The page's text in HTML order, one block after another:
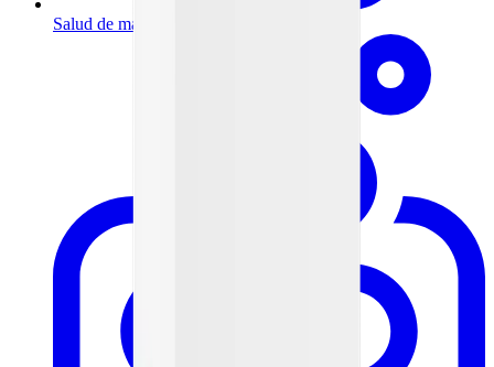
Salud de mamá y bebé